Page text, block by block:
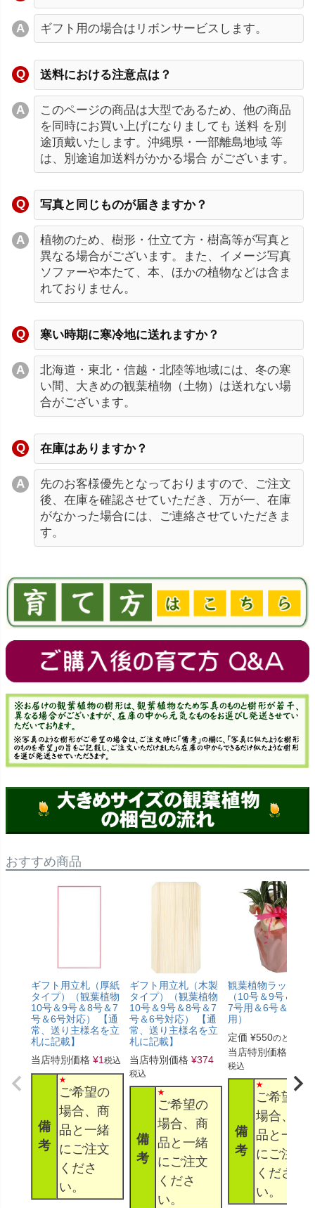
ギフト用の場合はリボンサービスします。
送料における注意点は？
このページの商品は大型であるため、他の商品
を同時にお買い上げになりましても 送料 を別
途頂戴いたします。沖縄県・一部離島地域 等
は、別途追加送料がかかる場合 がございます。
写真と同じものが届きますか？
植物のため、樹形・仕立て方・樹高等が写真と
異なる場合がございます。また、イメージ写真
ソファーや本たて、本、ほかの植物などは含ま
れておりません。
寒い時期に寒冷地に送れますか？
北海道・東北・信越・北陸等地域には、冬の寒
い間、大きめの観葉植物（土物）は送れない場
合がございます。
在庫はありますか？
先のお客様優先となっておりますので、ご注文
後、在庫を確認させていただき、万が一、在庫
がなかった場合には、ご連絡させていただきま
す。
おすすめ商品
ギフト用立札（厚紙
タイプ）（観葉植物
10号＆9号＆8号＆7
号＆6号対応） 【通
常、送り主様名を立
札に記載】
当店特別価格 ¥1 税込
備
考
ご希望の
場合、商
品と一緒
にご注文
くださ
い。
ギフト用立札（木製
タイプ）（観葉植物
10号＆9号＆8号＆7
号＆6号対応） 【通
常、送り主様名を立
札に記載】
当店特別価格 ¥374
税込
備
考
ご希望の
場合、商
品と一緒
にご注文
くださ
い。
観葉植物ラッピン
（10号＆9号＆8号
7号用＆6号＆5号
用）
定価 ¥550のところ
当店特別価格
税込
備
考
ご希望の
場合、商
品と一緒
にご注文
くださ
い。